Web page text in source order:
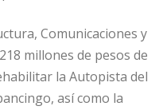
Comunicaciones y
millones de pesos de
la Autopista del
así como la